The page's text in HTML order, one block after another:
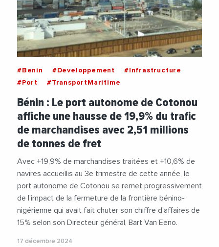
#Benin #Developpement
#Infrastructure
#Port
#TransportMaritime
Bénin : Le port autonome de Cotonou
affiche une hausse de 19,9% du trafic
de marchandises avec 2,51 millions
de tonnes de fret
Avec +19,9% de marchandises traitées et +10,6% de
navires accueillis au 3e trimestre de cette année, le
port autonome de Cotonou se remet progressivement
de l'impact de la fermeture de la frontière bénino-
nigérienne qui avait fait chuter son chiffre d'affaires de
15% selon son Directeur général, Bart Van Eeno.
17 décembre 2024